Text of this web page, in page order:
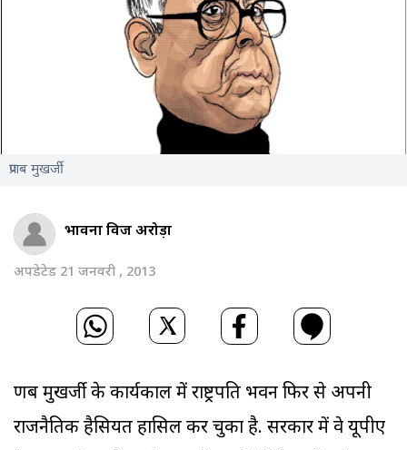
प्रणब मुखर्जी
भावना विज अरोड़ा
अपडेटेड 21 जनवरी , 2013
प्रणब मुखर्जी के कार्यकाल में राष्ट्रपति भवन फिर से अपनी
राजनैतिक हैसियत हासिल कर चुका है. सरकार में वे यूपीए